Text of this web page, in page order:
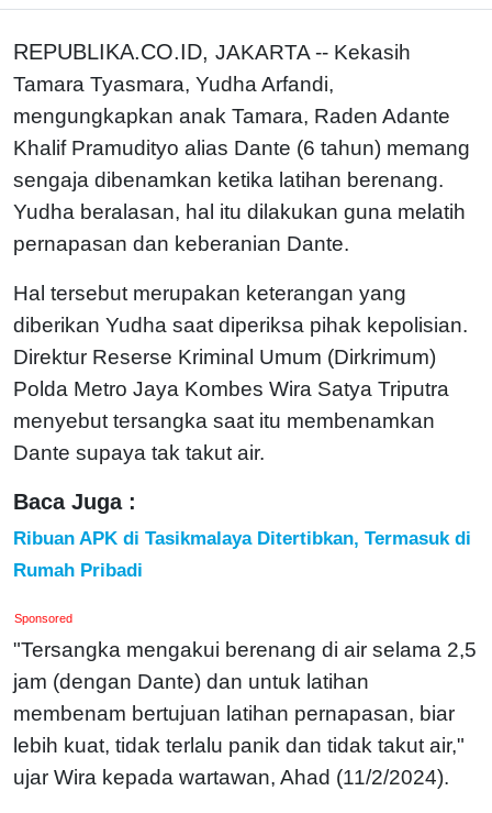
REPUBLIKA.CO.ID, JAKARTA -- Kekasih
Tamara Tyasmara, Yudha Arfandi,
mengungkapkan anak Tamara, Raden Adante
Khalif Pramudityo alias Dante (6 tahun) memang
sengaja dibenamkan ketika latihan berenang.
Yudha beralasan, hal itu dilakukan guna melatih
pernapasan dan keberanian Dante.
Hal tersebut merupakan keterangan yang
diberikan Yudha saat diperiksa pihak kepolisian.
Direktur Reserse Kriminal Umum (Dirkrimum)
Polda Metro Jaya Kombes Wira Satya Triputra
menyebut tersangka saat itu membenamkan
Dante supaya tak takut air.
Baca Juga :
Ribuan APK di Tasikmalaya Ditertibkan, Termasuk di
Rumah Pribadi
Sponsored
"Tersangka mengakui berenang di air selama 2,5
jam (dengan Dante) dan untuk latihan
membenam bertujuan latihan pernapasan, biar
lebih kuat, tidak terlalu panik dan tidak takut air,"
ujar Wira kepada wartawan, Ahad (11/2/2024).